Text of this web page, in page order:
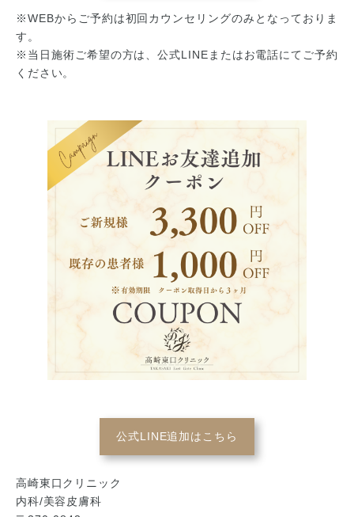
※WEBからご予約は初回カウンセリングのみとなっておりま
す。
※当日施術ご希望の方は、公式LINEまたはお電話にてご予約
ください。
公式LINE追加はこちら
高崎東口クリニック
内科/美容皮膚科